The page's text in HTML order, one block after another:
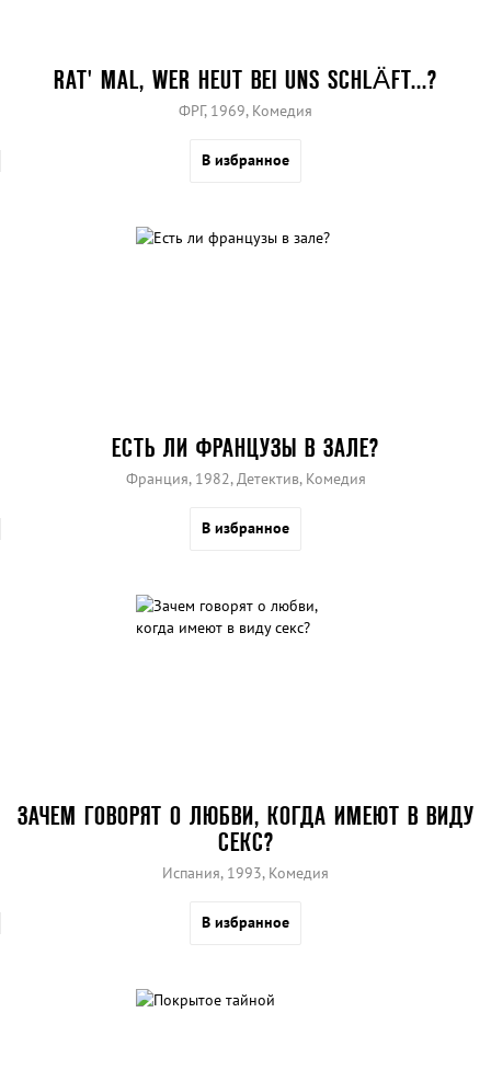
RAT' MAL, WER HEUT BEI UNS SCHLÄFT...?
ФРГ, 1969, Комедия
В избранное
ЕСТЬ ЛИ ФРАНЦУЗЫ В ЗАЛЕ?
Франция, 1982, Детектив, Комедия
В избранное
ЗАЧЕМ ГОВОРЯТ О ЛЮБВИ, КОГДА ИМЕЮТ В ВИДУ
СЕКС?
Испания, 1993, Комедия
В избранное